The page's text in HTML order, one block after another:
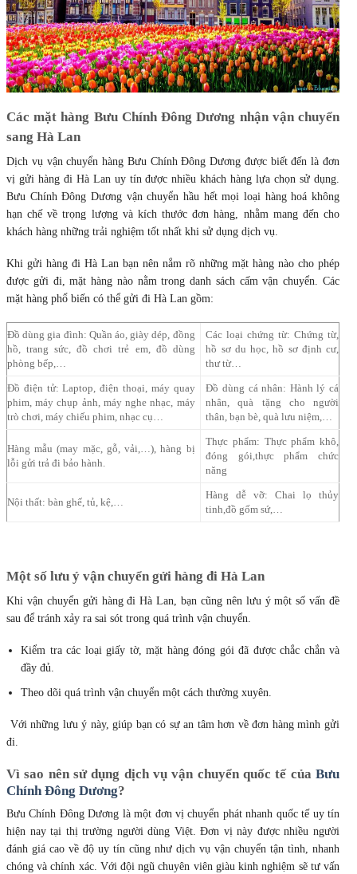
Các mặt hàng Bưu Chính Đông Dương nhận vận chuyển
sang Hà Lan
Dịch vụ vận chuyển hàng Bưu Chính Đông Dương được biết đến là đơn
vị gửi hàng đi Hà Lan uy tín được nhiều khách hàng lựa chọn sử dụng.
Bưu Chính Đông Dương vận chuyển hầu hết mọi loại hàng hoá không
hạn chế về trọng lượng và kích thước đơn hàng, nhằm mang đến cho
khách hàng những trải nghiệm tốt nhất khi sử dụng dịch vụ.
Khi gửi hàng đi Hà Lan bạn nên nắm rõ những mặt hàng nào cho phép
được gửi đi, mặt hàng nào nằm trong danh sách cấm vận chuyển. Các
mặt hàng phổ biến có thể gửi đi Hà Lan gồm:
Đồ dùng gia đình: Quần áo, giày dép, đồng
hồ, trang sức, đồ chơi trẻ em, đồ dùng
phòng bếp,…
Các loại chứng từ: Chứng từ,
hồ sơ du học, hồ sơ định cư,
thư từ…
Đồ điện tử: Laptop, điện thoại, máy quay
phim, máy chụp ảnh, máy nghe nhạc, máy
trò chơi, máy chiếu phim, nhạc cụ…
Đồ dùng cá nhân: Hành lý cá
nhân, quà tặng cho người
thân, bạn bè, quà lưu niệm,…
Hàng mẫu (may mặc, gỗ, vải,…), hàng bị
lỗi gửi trả đi bảo hành.
Thực phẩm: Thực phẩm khô,
đóng gói,thực phẩm chức
năng
Nội thất: bàn ghế, tủ, kệ,…
Hàng dễ vỡ: Chai lọ thủy
tinh,đồ gốm sứ,…
Một số lưu ý vận chuyển gửi hàng đi Hà Lan
Khi vận chuyển gửi hàng đi Hà Lan, bạn cũng nên lưu ý một số vấn đề
sau để tránh xảy ra sai sót trong quá trình vận chuyển.
Kiểm tra các loại giấy tờ, mặt hàng đóng gói đã được chắc chắn và
đầy đủ.
Theo dõi quá trình vận chuyển một cách thường xuyên.
Với những lưu ý này, giúp bạn có sự an tâm hơn về đơn hàng mình gửi
đi.
Vì sao nên sử dụng dịch vụ vận chuyển quốc tế của Bưu
Chính Đông Dương?
Bưu Chính Đông Dương là một đơn vị chuyển phát nhanh quốc tế uy tín
hiện nay tại thị trường người dùng Việt. Đơn vị này được nhiều người
đánh giá cao về độ uy tín cũng như dịch vụ vận chuyển tận tình, nhanh
chóng và chính xác. Với đội ngũ chuyên viên giàu kinh nghiệm sẽ tư vấn